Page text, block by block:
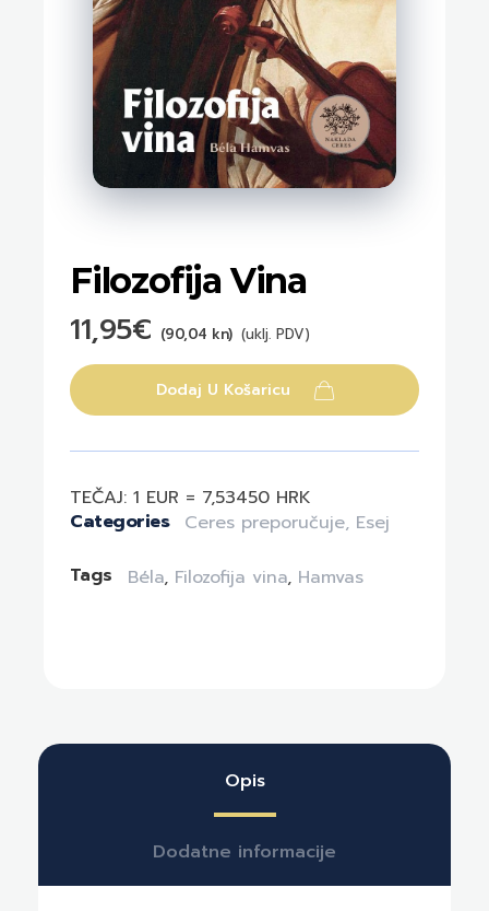
Filozofija Vina
11,95€ (90,04 kn) (uklj. PDV)
Dodaj U Košaricu
TEČAJ: 1 EUR = 7,53450 HRK
Categories
Ceres preporučuje, Esej
Tags
Béla, Filozofija vina, Hamvas
Opis
Dodatne informacije